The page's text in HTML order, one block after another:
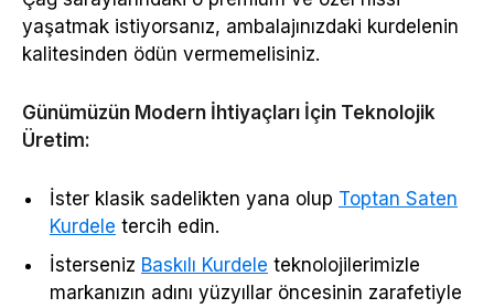
yaşatmak istiyorsanız, ambalajınızdaki kurdelenin
kalitesinden ödün vermemelisiniz.
Günümüzün Modern İhtiyaçları İçin Teknolojik
Üretim:
İster klasik sadelikten yana olup Toptan Saten
Kurdele tercih edin.
İsterseniz Baskılı Kurdele teknolojilerimizle
markanızın adını yüzyıllar öncesinin zarafetiyle